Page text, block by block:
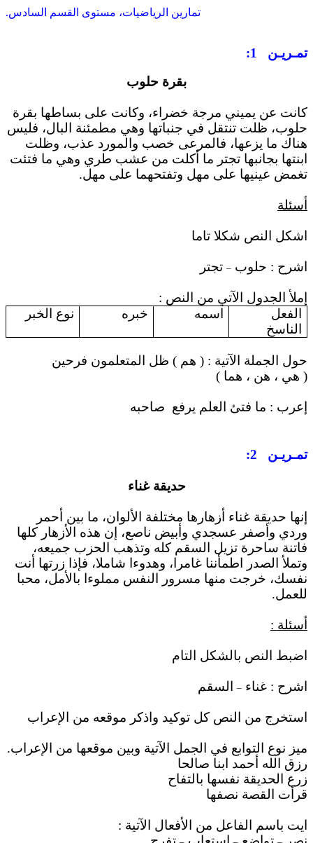
تمارين الرياضيات، مستوى القسم السادس.
تمـريـن 1
:
بقرة حلوب
كانت عن يميني مرجة خضراء، وكانت على بساطها بقرة
حلوب، ظلت تنتقل في جنباتها وهي مطمئنة البال، فليس
هناك ما يزعها، فالمرعى خصب والمورد عذب، وظلت
ابنتها بجانبها تجتر ما أكلت من عشب طري وهي ما فتئت
تغمض عينيها على مهل وتفتحهما على مهل.
أسئلة
اشكل النص شكلا تاما
اشرح : حلوب – تجتر
إملأ الجدول الآتي من النص :
نوع الخبر
خبره اسمه
الفعل
الناسخ
حول الجملة الآتية : ( هم ) ظل المتعلمون فرحين
( هي ، هن ، هما )
إعرب : ما فتئ العلم يرفع صاحبه
تمـريـن 2
:
حديقة غناء
إنها حديقة غناء أزهارها مختلفة الألوان، ما بين أحمر
وردي وأصفر عسجدي وأبيض ناصع، إن هذه الأزهار كلها
فاتنة ساحرة تزيل السقم كله وتذهب الحزب جميعه،
وتملأ الصدر اطمأننا غامرا، وهدوءا شاملا، فإذا زرتها أنت
نفسك، خرجت منها مسرور النفس مملوءا بالأمل، محبا
للعمل.
أسئلة :
اضبط النص بالشكل التام
اشرح : غناء – السقم
استخرج من النص كل توكيد واذكر موقعه من الإعراب
ميز نوع التوابع في الجمل الآتية وبين موقعها من الإعراب.
رزق الله أحمد ابنا صالحا
زرع الحديقة نفسها بالتفاح
قرأت القصة نصفها
ايت باسم الفاعل من الأفعال الآتية :